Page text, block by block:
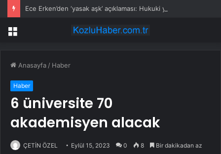
Menü
Anasayfa / Haber
Haber
6 üniversite 70
akademisyen alacak
ÇETİN ÖZEL Eylül 15, 2023 0 8 Bir dakikadan az